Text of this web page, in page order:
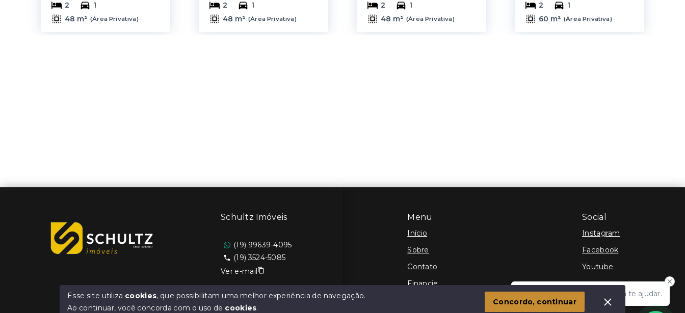
2
1
48 m² (Área Privativa)
2
1
48 m² (Área Privativa)
2
1
48 m² (Área Privativa)
2
1
60 m² (Área Privativa)
Olá! Estamos disponíveis para te ajudar.
Menu
Início
Sobre
Contato
Financie
Social
Instagram
Facebook
Youtube
Schultz Imóveis
(19) 99639-4095
(19) 3524-5085
Ver e-mail
Esse site utiliza cookies, que possibilitam uma melhor experiência de navegação.
Ao continuar, você concorda com o uso de cookies.
Concordo, continuar